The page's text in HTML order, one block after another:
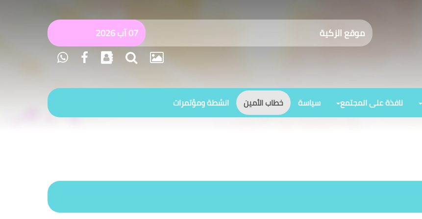
موقع الزكية 07 آب 2026
نافذة على المجتمع سياسة خطاب الأمين انشطة ومؤتمرات